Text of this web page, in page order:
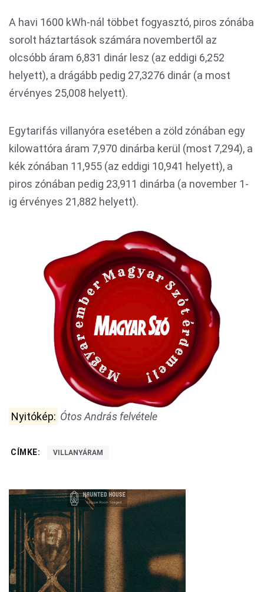
A havi 1600 kWh-nál többet fogyasztó, piros zónába
sorolt háztartások számára novembertől az
olcsóbb áram 6,831 dinár lesz (az eddigi 6,252
helyett), a drágább pedig 27,3276 dinár (a most
érvényes 25,008 helyett).
Egytarifás villanyóra esetében a zöld zónában egy
kilowattóra áram 7,970 dinárba kerül (most 7,294), a
kék zónában 11,955 (az eddigi 10,941 helyett), a
piros zónában pedig 23,911 dinárba (a november 1-
ig érvényes 21,882 helyett).
Nyitókép: Ótos András felvétele
CÍMKE: VILLANYÁRAM